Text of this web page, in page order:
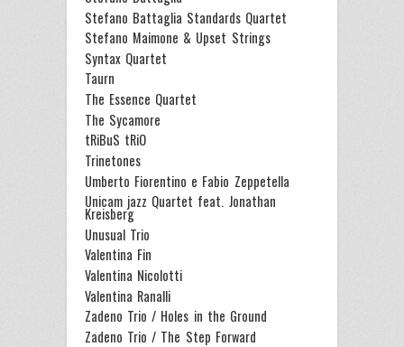
Stefano Battaglia Standards Quartet
Stefano Maimone & Upset Strings
Syntax Quartet
Taurn
The Essence Quartet
The Sycamore
tRiBuS tRiO
Trinetones
Umberto Fiorentino e Fabio Zeppetella
Unicam jazz Quartet feat. Jonathan
Kreisberg
Unusual Trio
Valentina Fin
Valentina Nicolotti
Valentina Ranalli
Zadeno Trio / Holes in the Ground
Zadeno Trio / The Step Forward